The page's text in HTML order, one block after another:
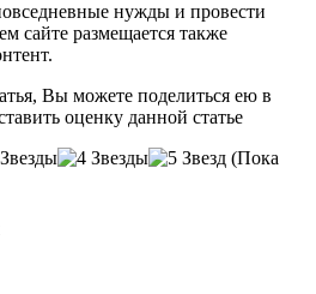
нужды и провести
сайте размещается также
Вы можете поделиться ею в
оценку данной статье
(Пока